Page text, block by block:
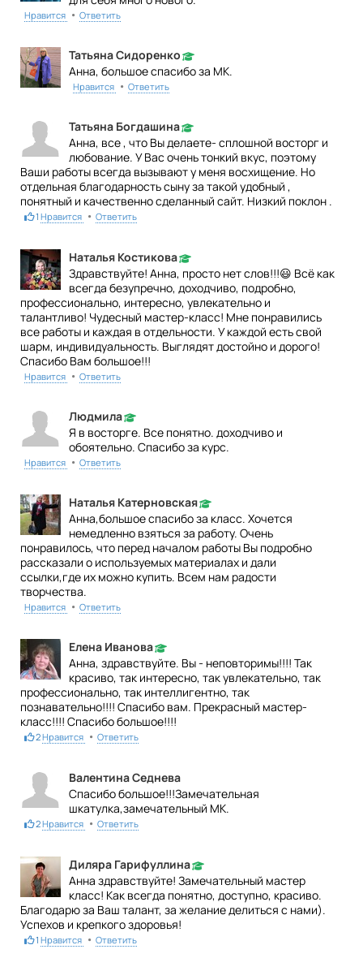
Нравится • Ответить
Татьяна Сидоренко
Анна, большое спасибо за МК.
Нравится • Ответить
Татьяна Богдашина
Анна, все , что Вы делаете- сплошной восторг и
любование. У Вас очень тонкий вкус, поэтому
Ваши работы всегда вызывают у меня восхищение. Но
отдельная благодарность сыну за такой удобный ,
понятный и качественно сделанный сайт. Низкий поклон .
1 Нравится • Ответить
Наталья Костикова
Здравствуйте! Анна, просто нет слов!!!😃 Всё как
всегда безупречно, доходчиво, подробно,
профессионально, интересно, увлекательно и
талантливо! Чудесный мастер-класс! Мне понравились
все работы и каждая в отдельности. У каждой есть свой
шарм, индивидуальность. Выглядят достойно и дорого!
Спасибо Вам большое!!!
Нравится • Ответить
Людмила
Я в восторге. Все понятно. доходчиво и
обоятельно. Спасибо за курс.
Нравится • Ответить
Наталья Катерновская
Анна,большое спасибо за класс. Хочется
немедленно взяться за работу. Очень
понравилось, что перед началом работы Вы подробно
рассказали о используемых материалах и дали
ссылки,где их можно купить. Всем нам радости
творчества.
Нравится • Ответить
Елена Иванова
Анна, здравствуйте. Вы - неповторимы!!!! Так
красиво, так интересно, так увлекательно, так
профессионально, так интеллигентно, так
познавательно!!!! Спасибо вам. Прекрасный мастер-
класс!!!! Спасибо большое!!!!
2Нравится • Ответить
Валентина Седнева
Спасибо большое!!!Замечательная
шкатулка,замечательный МК.
2Нравится • Ответить
Диляра Гарифуллина
Анна здравствуйте! Замечательный мастер
класс! Как всегда понятно, доступно, красиво.
Благодарю за Ваш талант, за желание делиться с нами).
Успехов и крепкого здоровья!
1 Нравится • Ответить